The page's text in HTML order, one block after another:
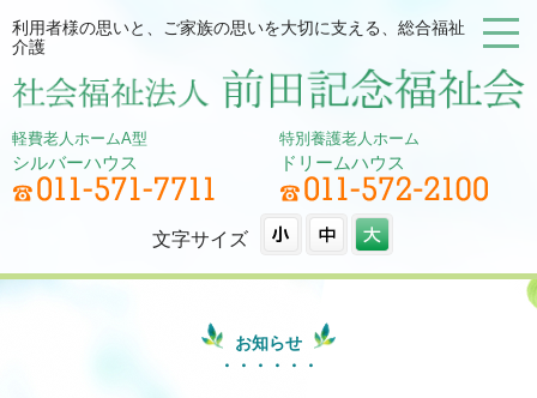
利用者様の思いと、ご家族の思いを大切に支える、総合福祉
介護
軽費老人ホームA型
シルバーハウス
特別養護老人ホーム
ドリームハウス
文字サイズ
お知らせ